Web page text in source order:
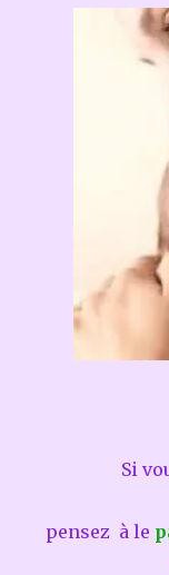
Si
pensez à le